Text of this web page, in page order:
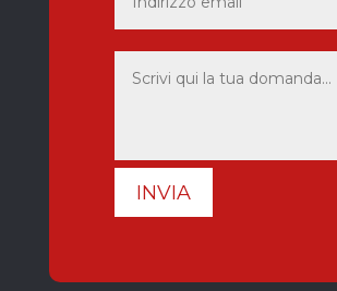
INVIA